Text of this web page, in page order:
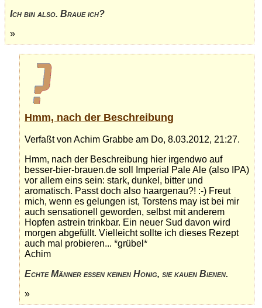
Ich bin also. Braue ich?
»
Hmm, nach der Beschreibung
Verfaßt von Achim Grabbe am Do, 8.03.2012, 21:27.
Hmm, nach der Beschreibung hier irgendwo auf
besser-bier-brauen.de soll Imperial Pale Ale (also IPA)
vor allem eins sein: stark, dunkel, bitter und
aromatisch. Passt doch also haargenau?! :-) Freut
mich, wenn es gelungen ist, Torstens may ist bei mir
auch sensationell geworden, selbst mit anderem
Hopfen astrein trinkbar. Ein neuer Sud davon wird
morgen abgefüllt. Vielleicht sollte ich dieses Rezept
auch mal probieren... *grübel*
Achim
Echte Männer essen keinen Honig, sie kauen Bienen.
»